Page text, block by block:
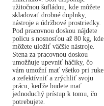
užitočnou šufládou, kde môžete
skladovať drobné doplnky,
nástroje a údržbové prostriedky.
Pod pracovnou doskou nájdete
policu s nosnosťou až 80 kg, kde
môžete uložiť väčšie nástroje.
Stena za pracovnou doskou
umožňuje upevniť háčiky, čo
vám umožní mať všetko pri ruke
a zefektívniť a zrýchliť svoju
prácu, keďže budete mať
jednoduchý prístup k tomu, čo
potrebujete.